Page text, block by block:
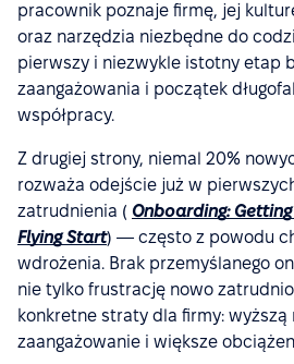
pracownik poznaje firmę, jej
oraz narzędzia niezbędne do
pierwszy i niezwykle istotny etap
zaangażowania i początek
współpracy.
Z drugiej strony, niemal 20%
rozważa odejście już w
zatrudnienia ( Onboarding:
Flying Start) — często z powodu
wdrożenia. Brak przemyślanego
nie tylko frustrację nowo
konkretne straty dla firmy: wyższą
zaangażowanie i większe